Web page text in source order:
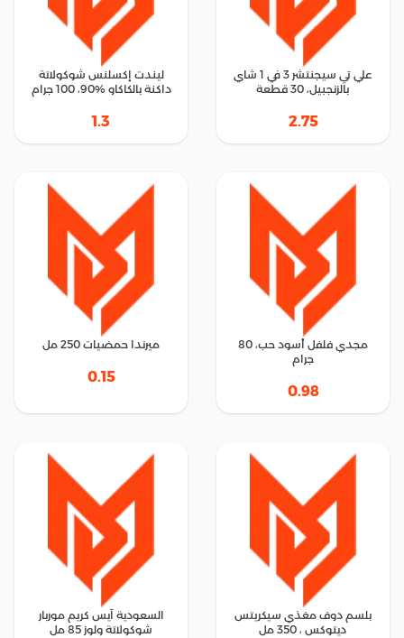
علي تي سيجنتشر 3 في 1 شاي
بالزنجبيل، 30 قطعة
2.75
ليندت إكسلنس شوكولاتة
داكنة بالكاكاو %90، 100 جرام
1.3
مجدي فلفل أسود حب، 80
جرام
0.98
ميرندا حمضيات 250 مل
0.15
بلسم دوف مغذي سيكريتس
ديتوكس ، 350 مل
السعودية آيس كريم موربار
شوكولاتة ولوز 85 مل